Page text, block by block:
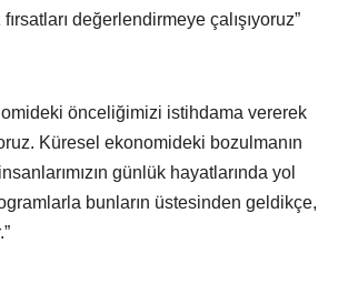
değerlendirmeye çalışıyoruz”
önceliğimizi istihdama vererek
Küresel ekonomideki bozulmanın
günlük hayatlarında yol
bunların üstesinden geldikçe,